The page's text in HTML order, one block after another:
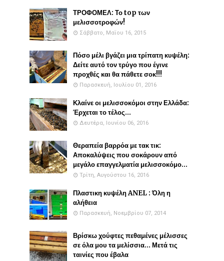
ΤΡΟΦΟΜΕΛ: Το top των
μελισσοτροφών!
Σάββατο, Μαΐου 16, 2015
Πόσο μέλι βγάζει μια τρίπατη κυψέλη:
Δείτε αυτό τον τρύγο που έγινε
προχθές και θα πάθετε σοκ!!!
Παρασκευή, Ιουλίου 01, 2016
Κλαίνε οι μελισσοκόμοι στην Ελλάδα:
Έρχεται το τέλος...
Δευτέρα, Ιουνίου 06, 2016
Θεραπεία βαρρόα με τακ τικ:
Αποκαλύψεις που σοκάρουν από
μεγάλο επαγγελματία μελισσοκόμο...
Τρίτη, Αυγούστου 16, 2016
Πλαστικη κυψέλη ANEL : Όλη η
αλήθεια
Παρασκευή, Νοεμβρίου 07, 2014
Βρίσκω χούφτες πεθαμένες μέλισσες
σε όλα μου τα μελίσσια... Μετά τις
ταινίες που έβαλα